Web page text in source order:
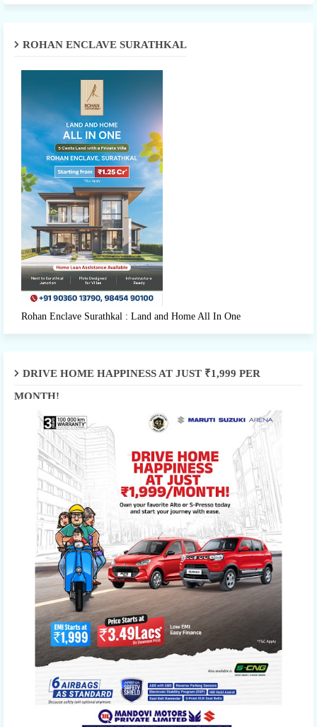
ROHAN ENCLAVE SURATHKAL
Rohan Enclave Surathkal : Land and Home All In One
DRIVE HOME HAPPINESS AT JUST ₹1,999 PER
MONTH!